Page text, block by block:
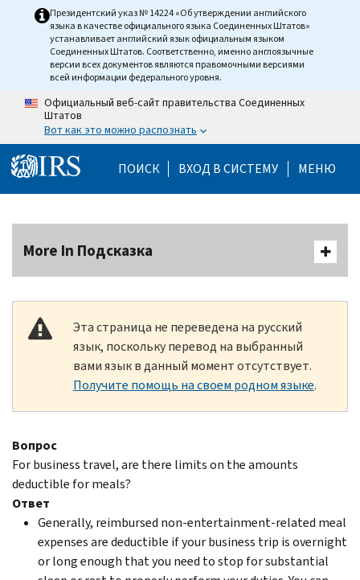
Skip to main content
Президентский указ № 14224 «Об утверждении английского
языка в качестве официального языка Соединенных Штатов»
устанавливает английский язык официальным языком
Соединенных Штатов. Соответственно, именно англоязычные
версии всех документов являются правомочными версиями
всей информации федерального уровня.
Официальный веб-сайт правительства Соединенных
Штатов
Вот как это можно распознать
ПОИСК Help Menu Mobile
ВХОД В СИСТЕМУ МЕНЮ
More In Подсказка
Эта страница не переведена на русский
язык, поскольку перевод на выбранный
вами язык в данный момент отсутствует.
Получите помощь на своем родном языке.
Вопрос
For business travel, are there limits on the amounts
deductible for meals?
Ответ
Generally, reimbursed non-entertainment-related meal
expenses are deductible if your business trip is overnight
or long enough that you need to stop for substantial